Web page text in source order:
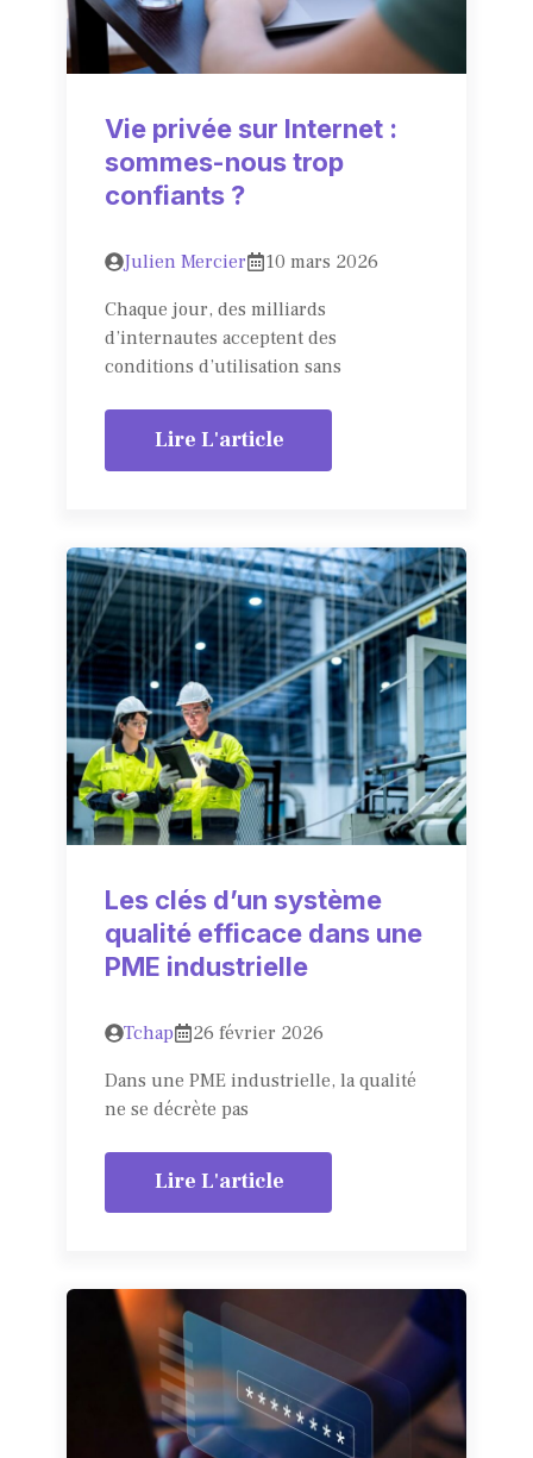
Vie privée sur Internet :
sommes-nous trop
confiants ?
Julien Mercier
10 mars 2026
Chaque jour, des milliards
d’internautes acceptent des
conditions d’utilisation sans
Lire L'article
Les clés d’un système
qualité efficace dans une
PME industrielle
Tchap
26 février 2026
Dans une PME industrielle, la qualité
ne se décrète pas
Lire L'article